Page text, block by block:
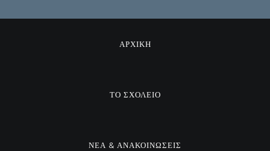
ΑΡΧΙΚΗ
ΤΟ ΣΧΟΛΕΙΟ
ΝΕΑ & ΑΝΑΚΟΙΝΩΣΕΙΣ